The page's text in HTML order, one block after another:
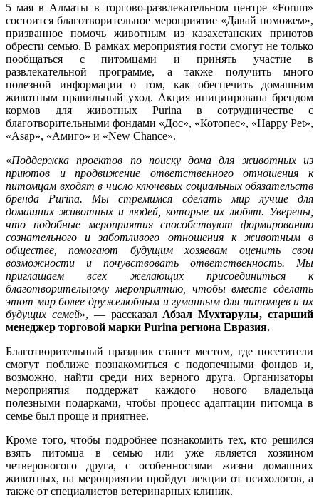
5 мая в Алматы в торгово-развлекательном центре «Forum»
состоится благотворительное мероприятие «Давай поможем»,
призванное помочь животным из казахстанских приютов
обрести семью. В рамках мероприятия гости смогут не только
пообщаться с питомцами и принять участие в
развлекательной программе, а также получить много
полезной информации о том, как обеспечить домашним
животным правильный уход. Акция инициирована брендом
кормов для животных Purina в сотрудничестве с
благотворительными фондами «Дос», «Котопес», «Happy Pet»,
«Asap», «Амиго» и «New Chance».
«Поддержка проектов по поиску дома для животных из
приютов и продвижение ответственного отношения к
питомцам входят в число ключевых социальных обязательств
бренда Purina. Мы стремимся сделать мир лучше для
домашних животных и людей, которые их любят. Уверены,
что подобные мероприятия способствуют формированию
сознательного и заботливого отношения к животным в
обществе, помогают будущим хозяевам оценить свои
возможности и почувствовать ответственность. Мы
приглашаем всех желающих присоединиться к
благотворительному мероприятию, чтобы вместе сделать
этот мир более дружелюбным и гуманным для питомцев и их
будущих семей», — рассказал Абзал Мухтарулы, старший
менеджер торговой марки Purina региона Евразия.
Благотворительный праздник станет местом, где посетители
смогут поближе познакомиться с подопечными фондов и,
возможно, найти среди них верного друга. Организаторы
мероприятия поддержат каждого нового владельца
полезными подарками, чтобы процесс адаптации питомца в
семье был проще и приятнее.
Кроме того, чтобы подробнее познакомить тех, кто решился
взять питомца в семью или уже является хозяином
четвероногого друга, с особенностями жизни домашних
животных, на мероприятии пройдут лекции от психологов, а
также от специалистов ветеринарных клиник.